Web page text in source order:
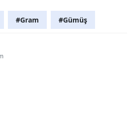
#Gram #Gümüş